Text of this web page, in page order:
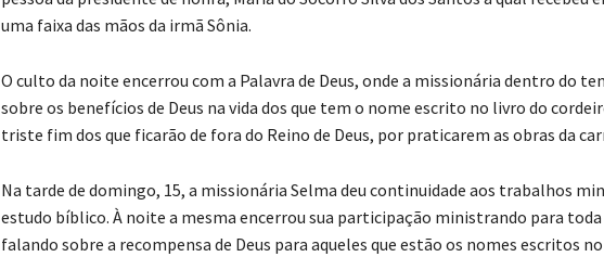
uma faixa das mãos da irmã Sônia.
O culto da noite encerrou com a Palavra de Deus, onde a missionária dentro do
sobre os benefícios de Deus na vida dos que tem o nome escrito no livro do
triste fim dos que ficarão de fora do Reino de Deus, por praticarem as obras da
Na tarde de domingo, 15, a missionária Selma deu continuidade aos trabalhos
estudo bíblico. À noite a mesma encerrou sua participação ministrando para toda
falando sobre a recompensa de Deus para aqueles que estão os nomes escritos